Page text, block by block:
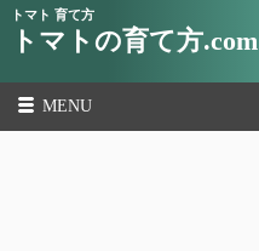
トマト 育て方
トマトの育て方.com
MENU